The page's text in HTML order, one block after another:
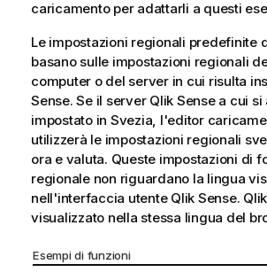
caricamento per adattarli a questi
Le impostazioni regionali predefinite
basano sulle impostazioni regionali
computer o del server in cui risulta
Sense. Se il server Qlik Sensea cui si
impostato in Svezia, l'editor
utilizzerà le impostazioni regionali
ora e valuta. Queste impostazioni di
regionale non riguardano la lingua
nell'interfaccia utente Qlik Sense.
visualizzato nella stessa lingua del
Esempi di funzioni